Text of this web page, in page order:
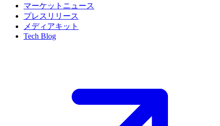
マーケットニュース
プレスリリース
メディアキット
Tech Blog